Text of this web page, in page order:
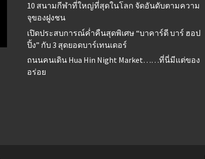
10 สนามกีฬาที่ใหญ่ที่สุดในโลก จัดอันดับตามความ
จุของฝูงชน
เปิดประสบการณ์ค่ำคืนสุดพิเศษ “บาคาร์ดี บาร์ ฮอป
ปิ้ง” กับ 3 สุดยอดบาร์เทนเดอร์
ถนนคนเดิน Hua Hin Night Market……ที่นี่มีแต่ของ
อร่อย